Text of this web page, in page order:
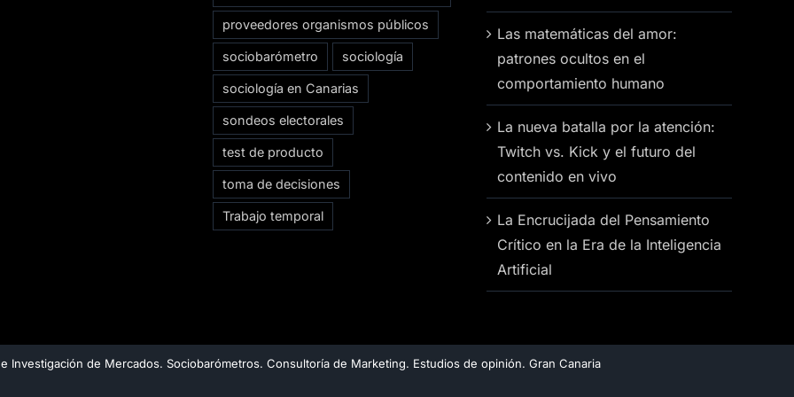
proveedores organismos públicos
sociobarómetro sociología
sociología en Canarias
sondeos electorales
test de producto
toma de decisiones
Trabajo temporal
Las matemáticas del amor:
patrones ocultos en el
comportamiento humano
La nueva batalla por la atención:
Twitch vs. Kick y el futuro del
contenido en vivo
La Encrucijada del Pensamiento
Crítico en la Era de la Inteligencia
Artificial
Investigación de Mercados. Sociobarómetros. Consultoría de Marketing. Estudios de opinión. Gran Canaria